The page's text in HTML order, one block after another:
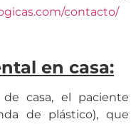
contacto/
en casa:
casa, el paciente
de plástico), que